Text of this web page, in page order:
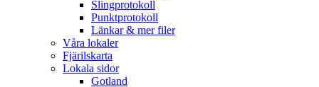
Slingprotokoll
Punktprotokoll
Länkar & mer filer
Våra lokaler
Fjärilskarta
Lokala sidor
Gotland